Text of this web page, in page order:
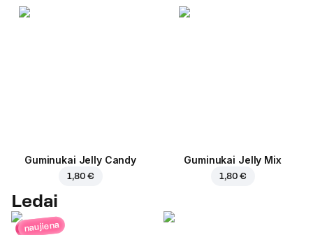
Guminukai Jelly Candy
1,80 €
Guminukai Jelly Mix
1,80 €
Ledai
naujiena